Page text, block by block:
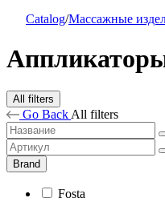
Catalog/Массажные
All filters
Go Back All filters
Brand
Fosta